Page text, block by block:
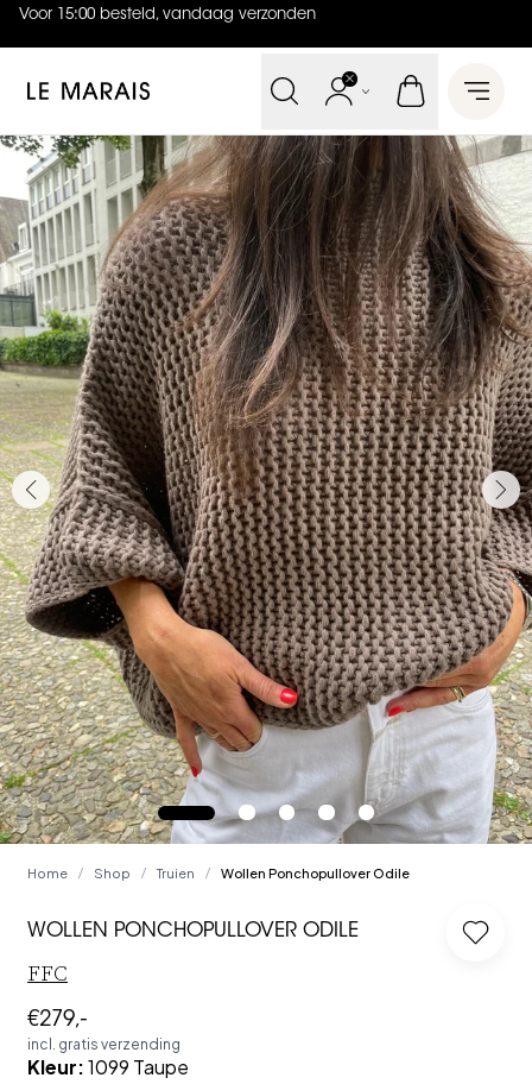
Voor 15:00 besteld, vandaag verzonden
4.9 uit5 (737 reviews)
Le Marais Open
Home / Shop / Truien / Wollen Ponchopullover Odile
WOLLEN PONCHOPULLOVER ODILE Log
FFC
€279,-
incl. gratis verzending
Kleur:1099 Taupe